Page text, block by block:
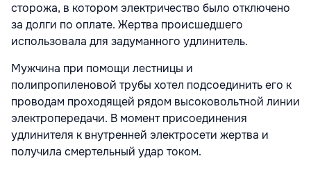
сторожа, в котором электричество было отключено
за долги по оплате. Жертва происшедшего
использовала для задуманного удлинитель.
Мужчина при помощи лестницы и
полипропиленовой трубы хотел подсоединить его к
проводам проходящей рядом высоковольтной линии
электропередачи. В момент присоединения
удлинителя к внутренней электросети жертва и
получила смертельный удар током.